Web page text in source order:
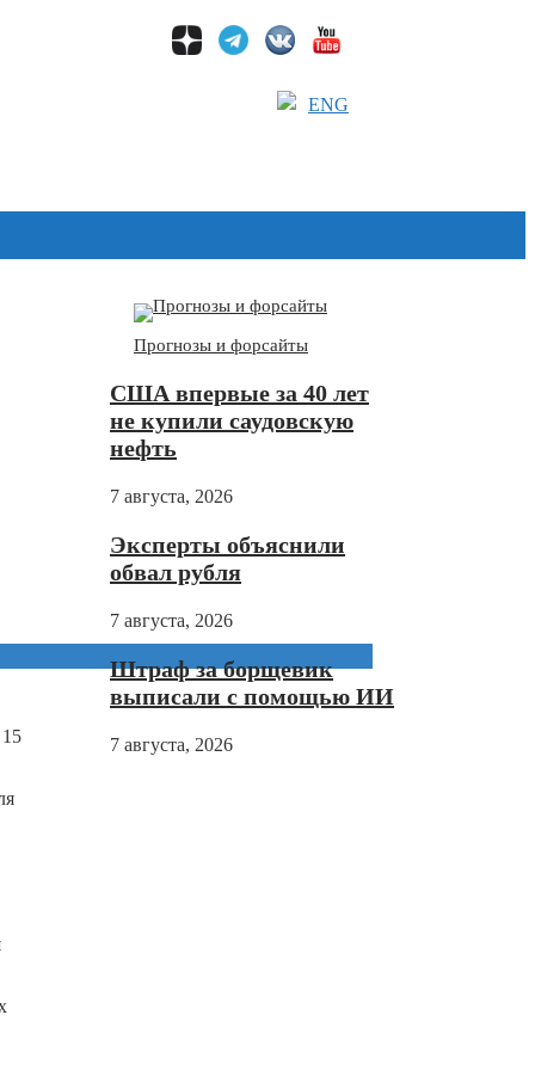
ENG
Прогнозы и форсайты
США впервые за 40 лет
не купили саудовскую
нефть
7 августа, 2026
Эксперты объяснили
обвал рубля
7 августа, 2026
Штраф за борщевик
выписали с помощью ИИ
7 августа, 2026